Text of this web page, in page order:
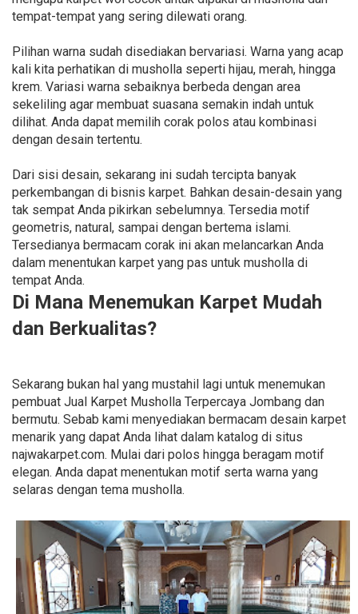
tempat-tempat yang sering dilewati orang.
Pilihan warna sudah disediakan bervariasi. Warna yang acap
kali kita perhatikan di musholla seperti hijau, merah, hingga
krem. Variasi warna sebaiknya berbeda dengan area
sekeliling agar membuat suasana semakin indah untuk
dilihat. Anda dapat memilih corak polos atau kombinasi
dengan desain tertentu.
Dari sisi desain, sekarang ini sudah tercipta banyak
perkembangan di bisnis karpet. Bahkan desain-desain yang
tak sempat Anda pikirkan sebelumnya. Tersedia motif
geometris, natural, sampai dengan bertema islami.
Tersedianya bermacam corak ini akan melancarkan Anda
dalam menentukan karpet yang pas untuk musholla di
tempat Anda.
Di Mana Menemukan Karpet Mudah
dan Berkualitas?
Sekarang bukan hal yang mustahil lagi untuk menemukan
pembuat Jual Karpet Musholla Terpercaya Jombang dan
bermutu. Sebab kami menyediakan bermacam desain karpet
menarik yang dapat Anda lihat dalam katalog di situs
najwakarpet.com. Mulai dari polos hingga beragam motif
elegan. Anda dapat menentukan motif serta warna yang
selaras dengan tema musholla.